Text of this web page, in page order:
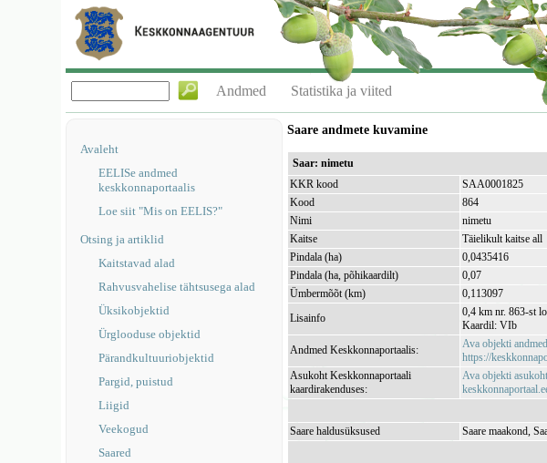
Andmed Statistika ja viited
Avaleht
EELISe andmed
keskkonnaportaalis
Loe siit "Mis on EELIS?"
Otsing ja artiklid
Kaitstavad alad
Rahvusvahelise tähtsusega alad
Üksikobjektid
Ürglooduse objektid
Pärandkultuuriobjektid
Pargid, puistud
Liigid
Veekogud
Saared
Saare andmete kuvamine
Saar: nimetu
KKR kood
SAA0001825
Kood
864
Nimi
nimetu
Kaitse
Täielikult kaitse all
Pindala (ha)
0,0435416
Pindala (ha, põhikaardilt)
0,07
Ümbermõõt (km)
0,113097
Lisainfo
0,4 km nr. 863-st
Kaardil: VIb
Andmed Keskkonnaportaalis:
Ava objekti
https://
Asukoht Keskkonnaportaali
kaardirakenduses:
Ava objekti
Saare haldusüksused
Saare maakond,